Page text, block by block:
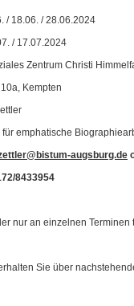
/ 18.06. / 28.06.2024
Zentrum Christi
Kempten
augsburg.de
8433954
nur an einzelnen Terminen
Sie über